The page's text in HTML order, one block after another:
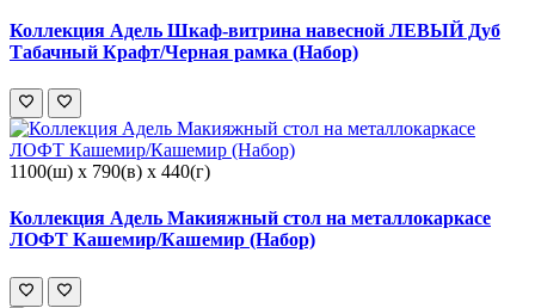
Коллекция Адель Шкаф-витрина навесной ЛЕВЫЙ Дуб
Табачный Крафт/Черная рамка (Набор)
1100(ш) x 790(в) x 440(г)
Коллекция Адель Макияжный стол на металлокаркасе
ЛОФТ Кашемир/Кашемир (Набор)